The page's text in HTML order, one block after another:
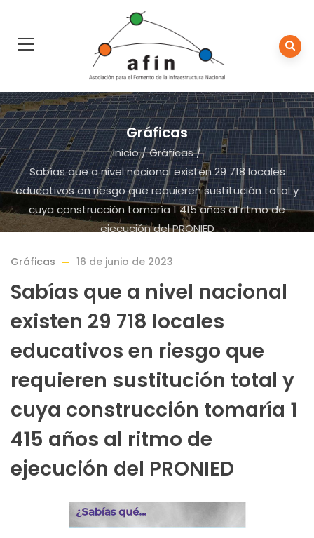
Gráficas
Inicio/Gráficas/
Sabías que a nivel nacional existen 29 718 locales
educativos en riesgo que requieren sustitución total y
cuya construcción tomaría 1 415 años al ritmo de
ejecución del PRONIED
Gráficas 16 de junio de 2023
Sabías que a nivel nacional
existen 29 718 locales
educativos en riesgo que
requieren sustitución total y
cuya construcción tomaría 1
415 años al ritmo de
ejecución del PRONIED